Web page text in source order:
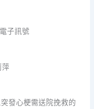
子訊號
萍
發心梗需送院挽救的